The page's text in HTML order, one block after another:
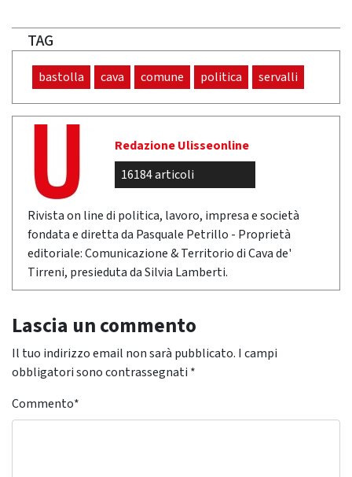
TAG
bastolla cava comune politica servalli
Redazione Ulisseonline
16184 articoli
Rivista on line di politica, lavoro, impresa e società
fondata e diretta da Pasquale Petrillo - Proprietà
editoriale: Comunicazione & Territorio di Cava de'
Tirreni, presieduta da Silvia Lamberti.
Lascia un commento
Il tuo indirizzo email non sarà pubblicato. I campi
obbligatori sono contrassegnati *
Commento*